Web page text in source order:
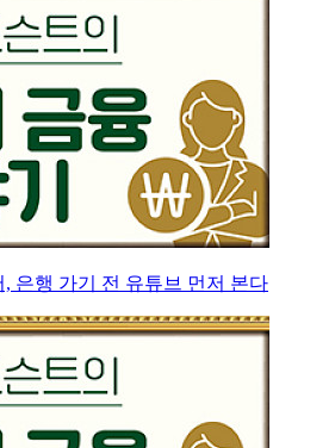
, 은행 가기 전 유튜브 먼저 본다